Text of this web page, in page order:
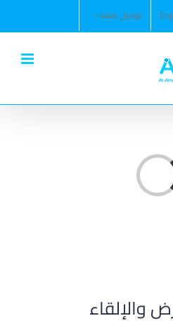
تواصل معنا
والإلقاء